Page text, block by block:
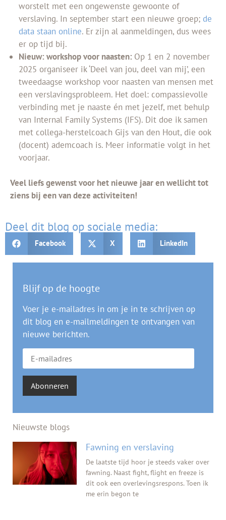
worstelt met een ongewenste gewoonte of
verslaving. In september start een nieuwe groep; de
data staan online. Er zijn al aanmeldingen, dus wees
er op tijd bij.
Nieuw: workshop voor naasten: Op 1 en 2 november
2025 organiseer ik ‘Deel van jou, deel van mij’, een
tweedaagse workshop voor naasten van mensen met
een verslavingsprobleem. Het doel: compassievolle
verbinding met je naaste én met jezelf, met behulp
van Internal Family Systems (IFS). Dit doe ik samen
met collega-herstelcoach Gijs van den Hout, die ook
(docent) ademcoach is. Meer informatie volgt in het
voorjaar.
Veel liefs gewenst voor het nieuwe jaar en wellicht tot
ziens bij een van deze activiteiten!
Deel dit blog op sociale media:
Facebook X LinkedIn
Blijf op de hoogte
Voer je e-mailadres in om je in te schrijven op
dit blog en e-mailmeldingen te ontvangen van
nieuwe berichten.
Abonneren
Nieuwste blogs
Fawning en verslaving
De laatste tijd hoor je steeds vaker over
fawning. Naast fight, flight en freeze is
dit ook een overlevingsrespons. Toen ik
me erin begon te